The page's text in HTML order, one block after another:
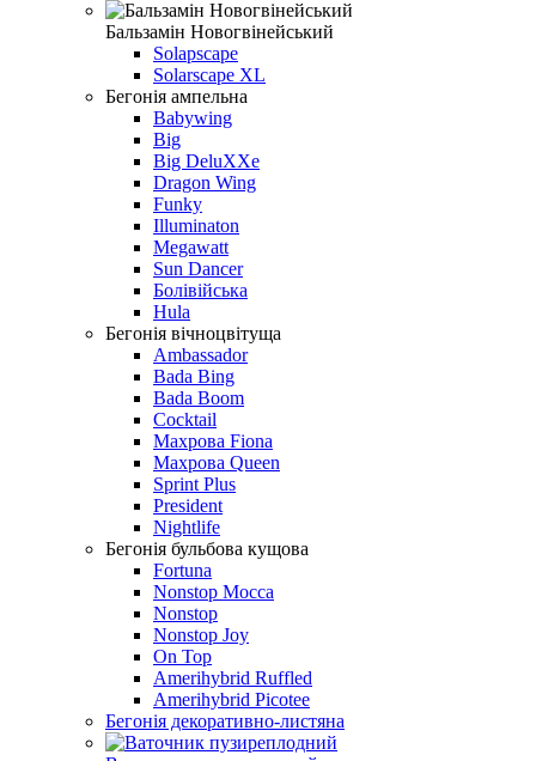
Бальзамін Новогвінейський
Solapscape
Solarscape XL
Бегонiя ампельна
Babywing
Big
Big DeluXXe
Dragon Wing
Funky
Illuminaton
Megawatt
Sun Dancer
Болівійська
Hula
Бегонiя вiчноцвiтуща
Ambassador
Bada Bing
Bada Boom
Cocktail
Махрова Fiona
Махрова Queen
Sprint Plus
President
Nightlife
Бегонія бульбова кущова
Fortuna
Nonstop Mocca
Nonstop
Nonstop Joy
On Top
Amerihybrid Ruffled
Amerihybrid Picotee
Бегонія декоративно-листяна